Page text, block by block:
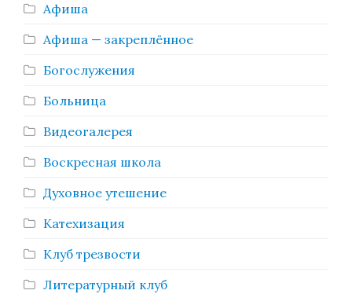
Афиша
Афиша — закреплённое
Богослужения
Больница
Видеогалерея
Воскресная школа
Духовное утешение
Катехизация
Клуб трезвости
Литературный клуб